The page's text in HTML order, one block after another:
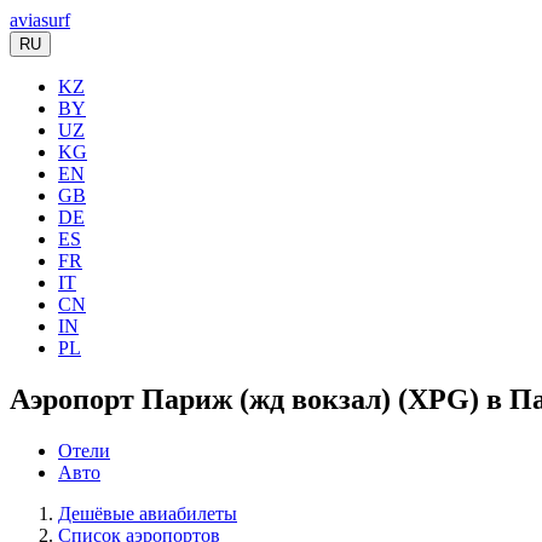
aviasurf
RU
KZ
BY
UZ
KG
EN
GB
DE
ES
FR
IT
CN
IN
PL
Аэропорт Париж (жд вокзал) (XPG) в
Отели
Авто
Дешёвые авиабилеты
Список аэропортов